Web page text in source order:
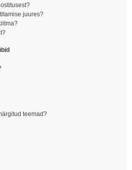
juures?
teemad?